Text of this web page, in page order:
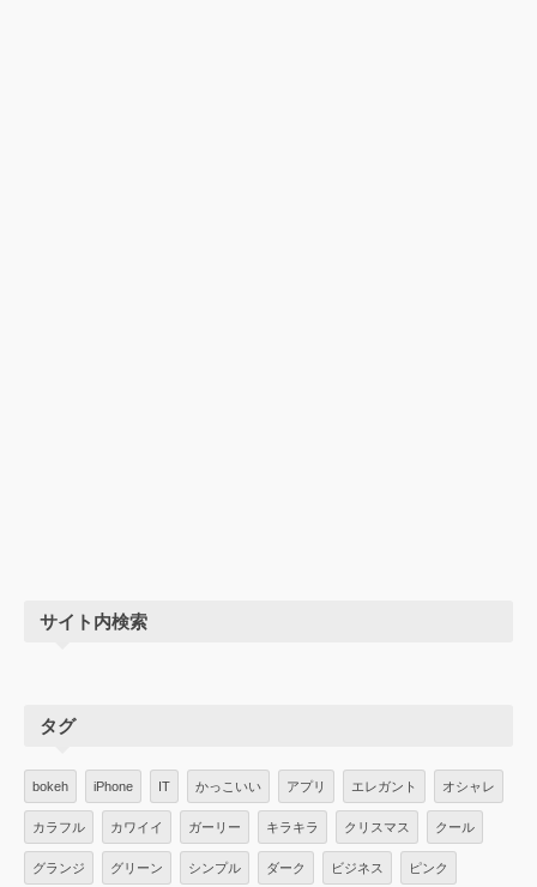
サイト内検索
タグ
bokeh iPhone IT かっこいい アプリ エレガント オシャレ
カラフル カワイイ ガーリー キラキラ クリスマス クール
グランジ グリーン シンプル ダーク ビジネス ピンク